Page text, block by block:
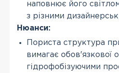
наповнює його
з різними
Нюанси:
Пориста структура
вимагає обов'язкової
гідрофобізуючими